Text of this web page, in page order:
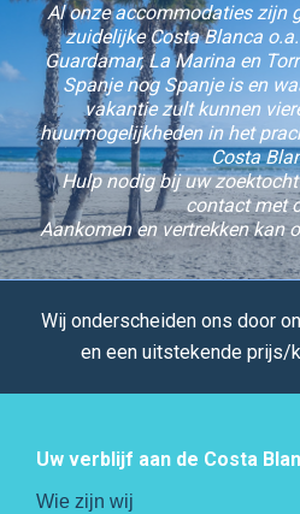
Al onze accommodaties zijn
zuidelijke Costa Blanca
Guardamar, La Marina en
Spanje nog Spanje is en
vakantie zult kunnen
huurmogelijkheden in het
Costa
Hulp nodig bij uw
contact met
Aankomen en vertrekken kan
Wij onderscheiden ons door
en een uitstekende prijs/
Uw verblijf aan de Costa
Wie zijn wij